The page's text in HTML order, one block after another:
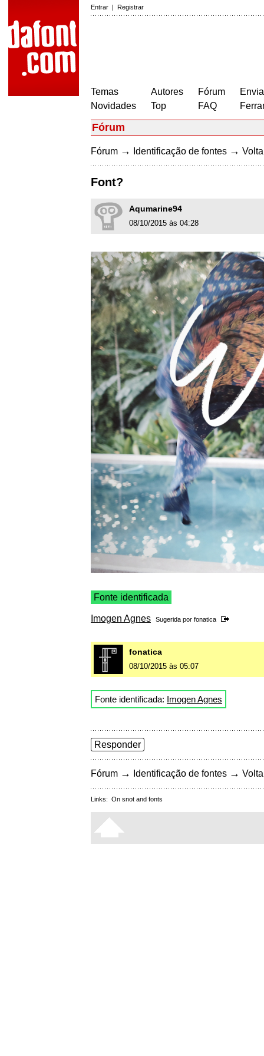
Entrar | Registrar
Temas
Novidades
Autores
Top
Fórum
FAQ
Fórum
Fórum → Identificação de fontes →
Font?
Aqumarine94
08/10/2015 às 04:28
Fonte identificada
Imogen Agnes Sugerida por fonatica
fonatica
08/10/2015 às 05:07
Fonte identificada: Imogen Agnes
Responder
Fórum → Identificação de fontes →
Links: On snot and fonts